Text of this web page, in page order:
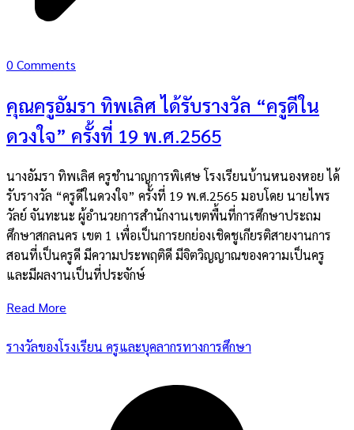
0 Comments
คุณครูอัมรา ทิพเลิศ ได้รับรางวัล “ครูดีใน
ดวงใจ” ครั้งที่ 19 พ.ศ.2565
นางอัมรา ทิพเลิศ ครูชำนาญการพิเศษ โรงเรียนบ้านหนองหอย ได้
รับรางวัล “ครูดีในดวงใจ” ครั้งที่ 19 พ.ศ.2565 มอบโดย นายไพร
วัลย์ จันทะนะ ผู้อำนวยการสำนักงานเขตพื้นที่การศึกษาประถม
ศึกษาสกลนคร เขต 1 เพื่อเป็นการยกย่องเชิดชูเกียรติสายงานการ
สอนที่เป็นครูดี มีความประพฤติดี มีจิตวิญญาณของความเป็นครู
และมีผลงานเป็นที่ประจักษ์
Read More
รางวัลของโรงเรียน ครูและบุคลากรทางการศึกษา